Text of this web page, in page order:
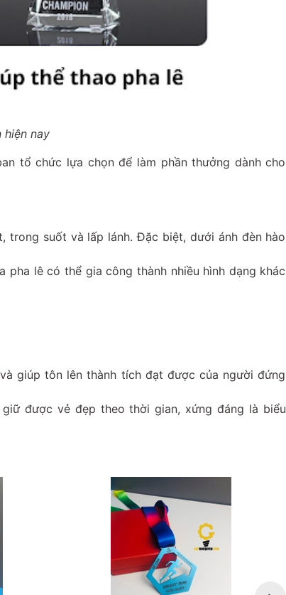
hiện nay
tổ chức lựa chọn để làm phần thưởng dành cho
trong suốt và lấp lánh. Đặc biệt, dưới ánh đèn hào
lê có thể gia công thành nhiều hình dạng khác
giúp tôn lên thành tích đạt được của người đứng
được vẻ đẹp theo thời gian, xứng đáng là biểu